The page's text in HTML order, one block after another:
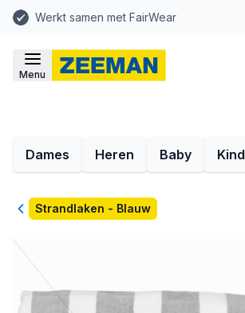
Werkt samen met FairWear
Menu
Dames Heren Baby Kind
TerugStrandlaken - Blauw